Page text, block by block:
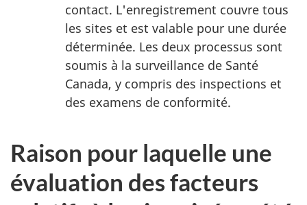
contact. L'enregistrement couvre tous
les sites et est valable pour une durée
déterminée. Les deux processus sont
soumis à la surveillance de Santé
Canada, y compris des inspections et
des examens de conformité.
Raison pour laquelle une
évaluation des facteurs